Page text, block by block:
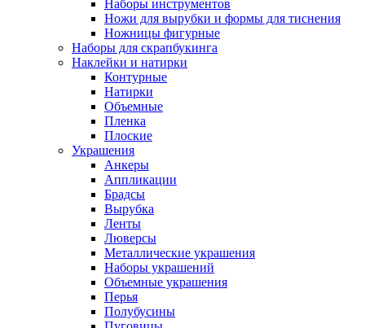
Наборы инструментов
Ножи для вырубки и формы для тиснения
Ножницы фигурные
Наборы для скрапбукинга
Наклейки и натирки
Контурные
Натирки
Объемные
Пленка
Плоские
Украшения
Анкеры
Аппликации
Брадсы
Вырубка
Ленты
Люверсы
Металлические украшения
Наборы украшений
Объемные украшения
Перья
Полубусины